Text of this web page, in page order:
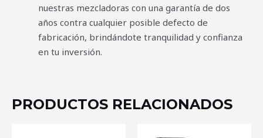
nuestras mezcladoras con una garantía de dos
años contra cualquier posible defecto de
fabricación, brindándote tranquilidad y confianza
en tu inversión.
PRODUCTOS RELACIONADOS